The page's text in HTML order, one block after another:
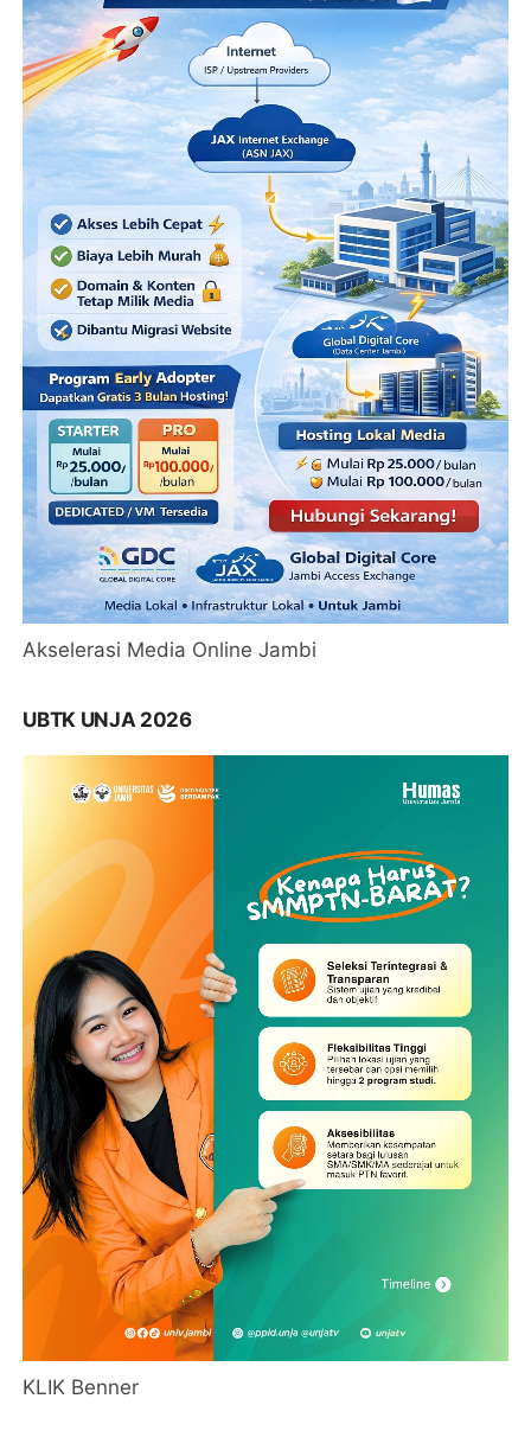
Akselerasi Media Online Jambi
UBTK UNJA 2026
KLIK Benner